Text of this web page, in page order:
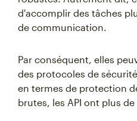
d'accomplir des tâches
de communication.
Par conséquent, elles
des protocoles de
en termes de protection
brutes, les API ont plus